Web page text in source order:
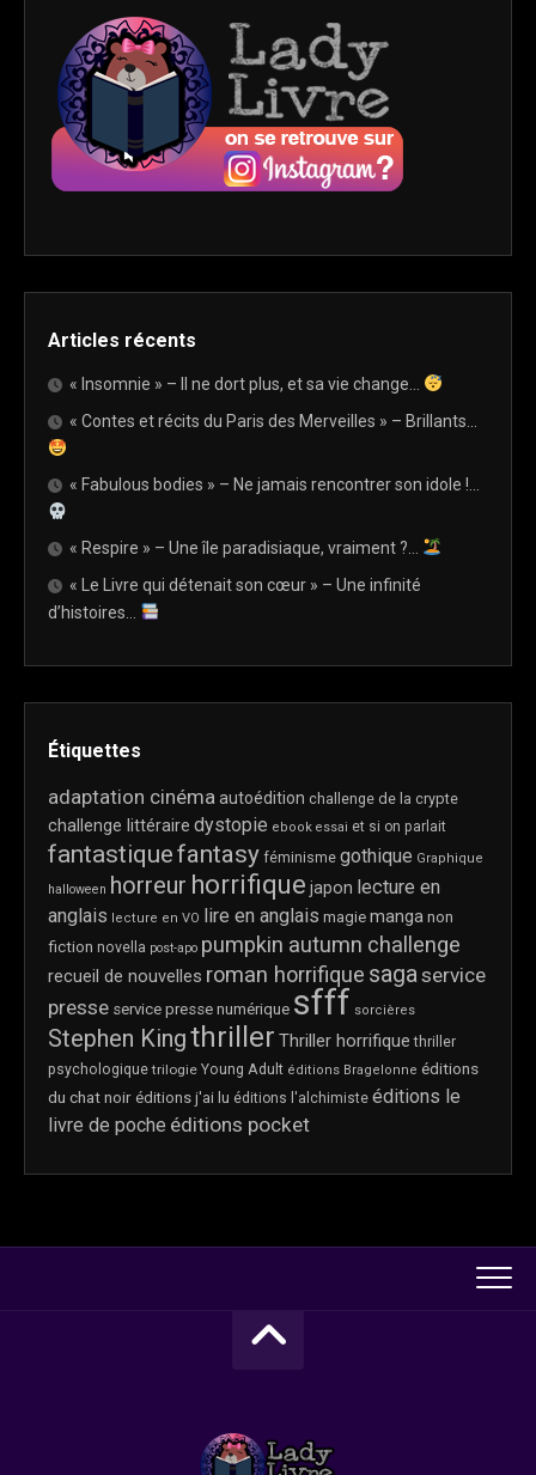
Articles récents
« Insomnie » – Il ne dort plus, et sa vie change…
« Contes et récits du Paris des Merveilles » – Brillants…
« Fabulous bodies » – Ne jamais rencontrer son idole !…
« Respire » – Une île paradisiaque, vraiment ?…
« Le Livre qui détenait son cœur » – Une infinité
d’histoires…
Étiquettes
adaptation cinémaautoédition challenge de la crypte
challenge littéraire dystopie ebook essai et si on parlait
fantastiquefantasy féminisme gothique Graphique
halloween horreur horrifique japon lecture en
anglais lecture en VO lire en anglais magie manga non
fiction novella post-apo pumpkin autumn challenge
recueil de nouvelles roman horrifique sagaservice
presse service presse numérique sfff sorcières
Stephen Kingthriller Thriller horrifique thriller
psychologique trilogie Young Adult éditions Bragelonne éditions
du chat noir éditions j'ai lu éditions l'alchimiste éditions le
livre de poche éditions pocket